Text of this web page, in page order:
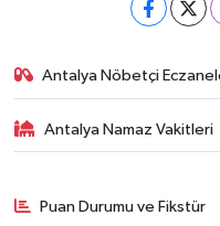
Antalya Nöbetçi
Antalya Namaz Vakitleri
Puan Durumu ve Fikstür